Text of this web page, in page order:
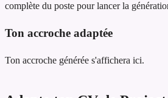
complète du poste pour lancer la
Ton accroche adaptée
Ton accroche générée s'affichera ici.